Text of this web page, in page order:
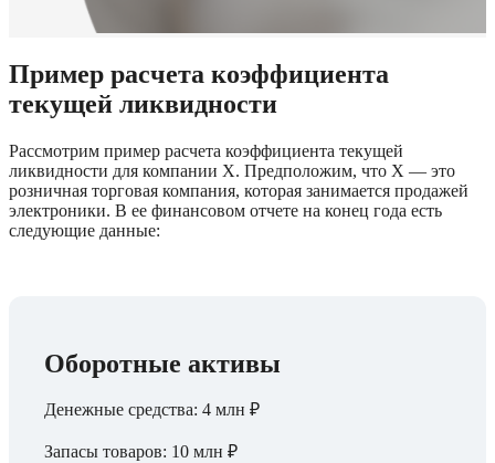
Пример расчета коэффициента
текущей ликвидности
Рассмотрим пример расчета коэффициента текущей
ликвидности для компании Х. Предположим, что X — это
розничная торговая компания, которая занимается продажей
электроники. В ее финансовом отчете на конец года есть
следующие данные:
Оборотные активы
Денежные средства: 4 млн ₽
Запасы товаров: 10 млн ₽